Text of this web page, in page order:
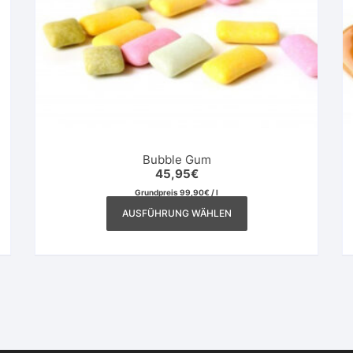
Bubble Gum
45,95€
Grundpreis99,90€/l
AUSFÜHRUNG WÄHLEN